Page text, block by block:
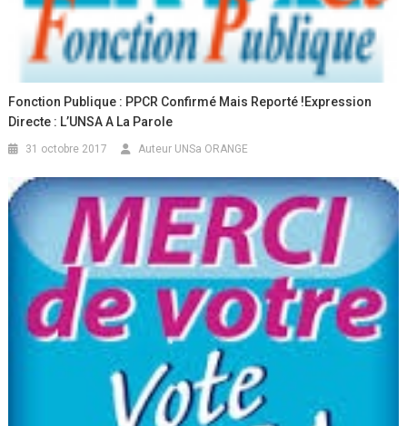
Fonction Publique : PPCR Confirmé Mais Reporté !Expression
Directe : L’UNSA A La Parole
31 octobre 2017 Auteur UNSa ORANGE